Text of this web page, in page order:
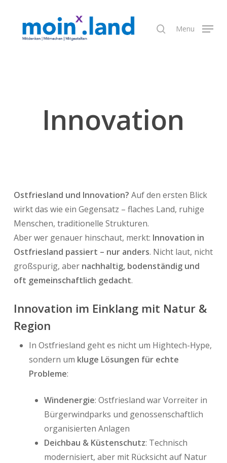
Menu
Innovation
Ostfriesland und Innovation? Auf den ersten Blick
wirkt das wie ein Gegensatz – flaches Land, ruhige
Menschen, traditionelle Strukturen.
Aber wer genauer hinschaut, merkt: Innovation in
Ostfriesland passiert – nur anders. Nicht laut, nicht
großspurig, aber nachhaltig, bodenständig und
oft gemeinschaftlich gedacht.
Innovation im Einklang mit Natur &
Region
In Ostfriesland geht es nicht um Hightech-Hype,
sondern um kluge Lösungen für echte
Probleme:
Windenergie: Ostfriesland war Vorreiter in
Bürgerwindparks und genossenschaftlich
organisierten Anlagen
Deichbau & Küstenschutz: Technisch
modernisiert, aber mit Rücksicht auf Natur
Close